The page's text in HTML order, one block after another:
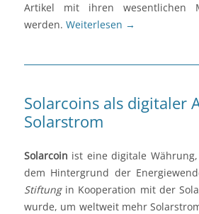
Artikel mit ihren wesentlichen
werden. Weiterlesen →
Solarcoins als digitaler
Solarstrom
Solarcoin ist eine digitale
dem Hintergrund der
Stiftungin Kooperation mit der
wurde, um weltweit mehr